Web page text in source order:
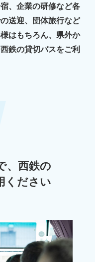
、企業の研修など各
送迎、団体旅行など
はもちろん、県外か
鉄の貸切バスをご利
、西鉄の
ください